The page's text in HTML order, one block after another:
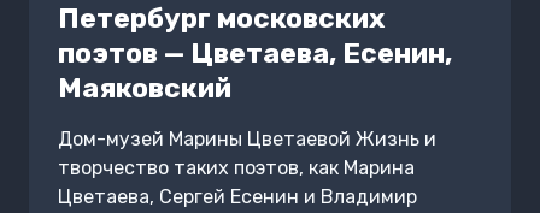
Петербург московских
поэтов — Цветаева, Есенин,
Маяковский
Дом-музей Марины Цветаевой Жизнь и
творчество таких поэтов, как Марина
Цветаева, Сергей Есенин и Владимир